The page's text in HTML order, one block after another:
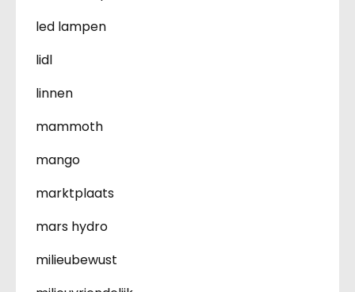
led lampen
lidl
linnen
mammoth
mango
marktplaats
mars hydro
milieubewust